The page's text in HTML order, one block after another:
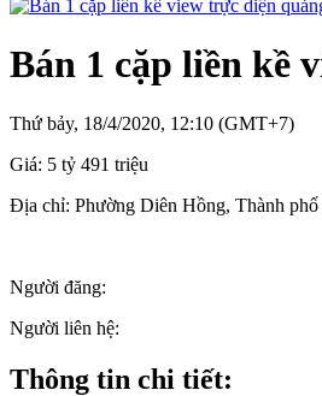
Bán 1 cặp liền kề
Thứ bảy, 18/4/2020, 12:10 (GMT+7)
Giá: 5 tỷ 491 triệu
Địa chỉ: Phường Diên Hồng, Thành
Người đăng:
Người liên hệ:
Thông tin chi tiết: